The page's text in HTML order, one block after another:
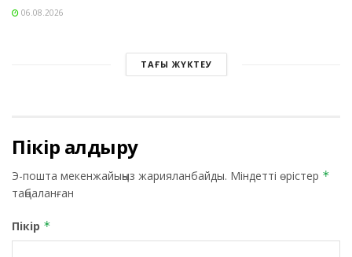
06.08.2026
ТАҒЫ ЖҮКТЕУ
Пікір қалдыру
Э-пошта мекенжайыңыз жарияланбайды. Міндетті өрістер *
таңбаланған
Пікір *